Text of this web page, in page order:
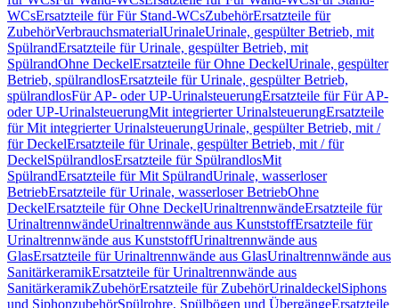
WCsErsatzteile für Für Stand-WCsZubehörErsatzteile für
ZubehörVerbrauchsmaterialUrinaleUrinale, gespülter Betrieb, mit
SpülrandErsatzteile für Urinale, gespülter Betrieb, mit
SpülrandOhne DeckelErsatzteile für Ohne DeckelUrinale, gespülter
Betrieb, spülrandlosErsatzteile für Urinale, gespülter Betrieb,
spülrandlosFür AP- oder UP-UrinalsteuerungErsatzteile für Für AP-
oder UP-UrinalsteuerungMit integrierter UrinalsteuerungErsatzteile
für Mit integrierter UrinalsteuerungUrinale, gespülter Betrieb, mit /
für DeckelErsatzteile für Urinale, gespülter Betrieb, mit / für
DeckelSpülrandlosErsatzteile für SpülrandlosMit
SpülrandErsatzteile für Mit SpülrandUrinale, wasserloser
BetriebErsatzteile für Urinale, wasserloser BetriebOhne
DeckelErsatzteile für Ohne DeckelUrinaltrennwändeErsatzteile für
UrinaltrennwändeUrinaltrennwände aus KunststoffErsatzteile für
Urinaltrennwände aus KunststoffUrinaltrennwände aus
GlasErsatzteile für Urinaltrennwände aus GlasUrinaltrennwände aus
SanitärkeramikErsatzteile für Urinaltrennwände aus
SanitärkeramikZubehörErsatzteile für ZubehörUrinaldeckelSiphons
und SiphonzubehörSpülrohre, Spülbögen und ÜbergängeErsatzteile